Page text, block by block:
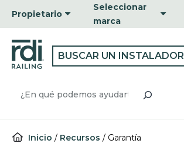
Propietario
Seleccionar
marca
BUSCAR UN INSTALADOR
Inicio / Recursos / Garantía